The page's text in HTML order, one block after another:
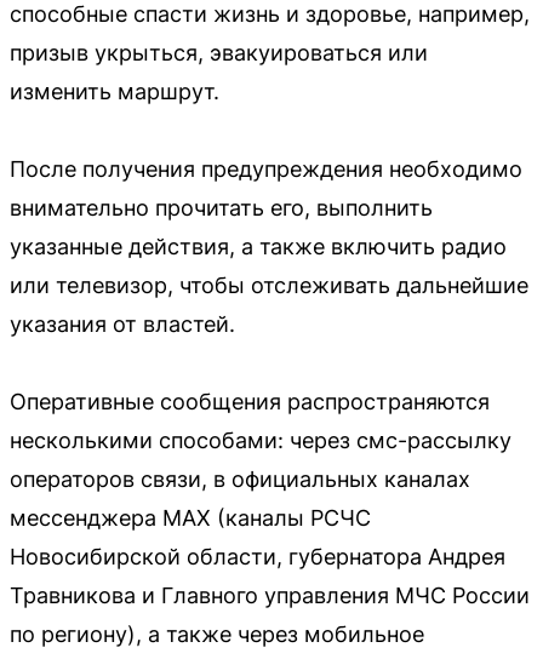
способные спасти жизнь и здоровье, например,
призыв укрыться, эвакуироваться или
изменить маршрут.
После получения предупреждения необходимо
внимательно прочитать его, выполнить
указанные действия, а также включить радио
или телевизор, чтобы отслеживать дальнейшие
указания от властей.
Оперативные сообщения распространяются
несколькими способами: через смс-рассылку
операторов связи, в официальных каналах
мессенджера MAX (каналы РСЧС
Новосибирской области, губернатора Андрея
Травникова и Главного управления МЧС России
по региону), а также через мобильное